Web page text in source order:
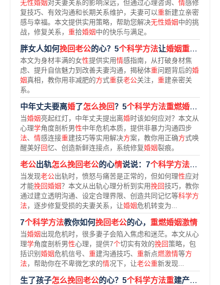
无性婚姻对夫妻关系的影响深远，但通过心理咨询、 情感修
复技巧、有效沟通和长期关系维护，夫妻可以重新建立亲密
感与幸福。本文提供实用策略，帮助您解决无性婚姻中的挑
战，修复关系， 重拾婚姻中的快乐与满足。
胖女人如何挽回老公的心？5个科学方法让婚姻重燃激情
本文为身材丰满的女性提供实用情感指南，从打破身材焦
虑、提升自信魅力到改善夫妻沟通，揭秘体重问题背后的婚
姻真相，教你用非减肥的方式重获老公关注， 重建亲密关
系。
中年丈夫要离婚了怎么挽回？5个科学方法重燃婚姻
当婚姻亮起红灯，中年丈夫提出离婚时该如何应对？本文从
心理学角度剖析男性中年危机本质，提供非暴力沟通四步
法、 情感连接重建技巧等实用解决方案，教你用正确方式唤
醒美好回忆、创造新鲜连接点，系统修复婚姻裂痕。
老公出轨怎么挽回老公的心情说说：7个科学方法重
当发现老公出轨时，愤怒与痛苦是正常的，但如何理性应对
才能挽回婚姻？本文从出轨心理分析到实用挽回技巧，教你
通过建立透明沟通、设定合理界限、创造共同记忆等科学方
法，逐步修复受损的夫妻关系，让婚姻危机转变为...
7个科学方法教你如何挽回老公的心， 重燃婚姻激情
当婚姻出现危机时，很多妻子会陷入焦虑和迷茫。本文从心
理学角度剖析男性心理，提供7个切实有效的挽回策略，包
括识别 婚姻危机信号、 重建沟通技巧、 重新点燃激情等方
法，帮助你在不卑微乞求的情况下，让老公重新发现...
生了孩子怎么挽回老公的心？5个科学方法重建产后亲密关系